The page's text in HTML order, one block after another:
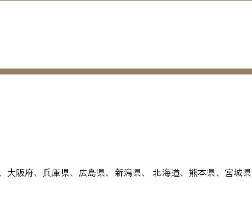
阪府、兵庫県、広島県、新潟県、 北海道、熊本県、宮城県